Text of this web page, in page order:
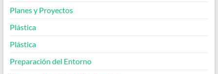
Planes y Proyectos
Plástica
Plástica
Preparación del Entorno